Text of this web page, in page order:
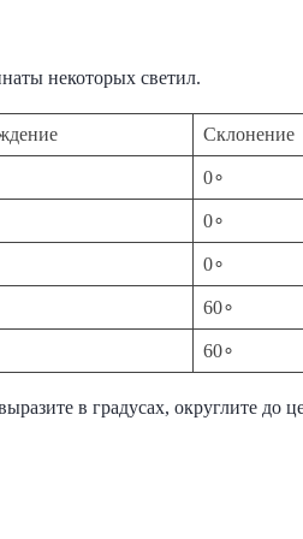
некоторых светил.
Склонение
0∘
0∘
0∘
60∘
60∘
в градусах, округлите до